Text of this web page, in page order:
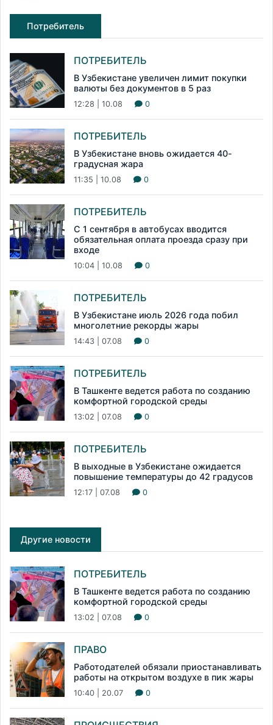
Потребитель
ПОТРЕБИТЕЛЬ
В Узбекистане увеличен лимит покупки
валюты без документов в 5 раз
12:28 | 10.08 0
ПОТРЕБИТЕЛЬ
В Узбекистане вновь ожидается 40-
градусная жара
11:35 | 10.08 0
ПОТРЕБИТЕЛЬ
С 1 сентября в автобусах вводится
обязательная оплата проезда сразу при
входе
10:04 | 10.08 0
ПОТРЕБИТЕЛЬ
В Узбекистане июль 2026 года побил
многолетние рекорды жары
14:43 | 07.08 0
ПОТРЕБИТЕЛЬ
В Ташкенте ведется работа по созданию
комфортной городской среды
13:02 | 07.08 0
ПОТРЕБИТЕЛЬ
В выходные в Узбекистане ожидается
повышение температуры до 42 градусов
12:17 | 07.08 0
Другие новости
ПОТРЕБИТЕЛЬ
В Ташкенте ведется работа по созданию
комфортной городской среды
13:02 | 07.08 0
ПРАВО
Работодателей обязали приостанавливать
работы на открытом воздухе в пик жары
10:40 | 20.07 0